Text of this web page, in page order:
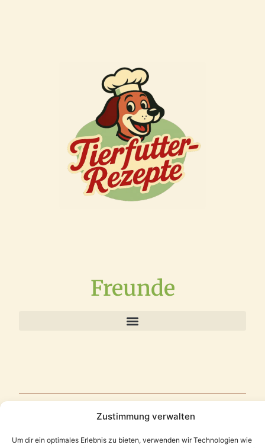
Zustimmung verwalten
Um dir ein optimales Erlebnis zu bieten, verwenden wir Technologien wie
Freunde
DatenschutzerklärungImpressum
Cookie Richtlinie